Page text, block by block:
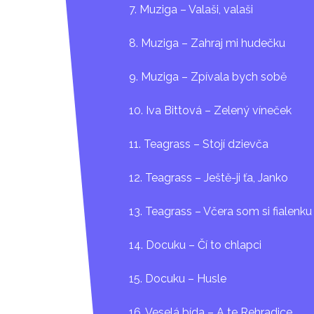
music – podobně jako i jinde
lidových písní jsou
mohlo by se zdát, že se
tomu tak, protože za vším tím
moravská hudebnost. Jako
7. Muziga – Valaši, valaši
8. Muziga – Zahraj mi hudečku
9. Muziga – Zpívala bych sobě
10. Iva Bittová – Zelený víneček
11. Teagrass – Stojí dzievča
12. Teagrass – Ještě-ji ťa, Janko
13. Teagrass – Včera som si
14. Docuku – Čí to chlapci
15. Docuku – Husle